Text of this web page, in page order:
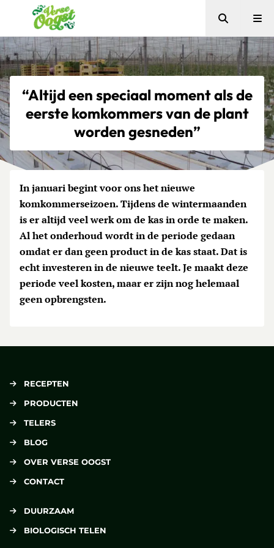
Verse Oogst
Zoeken
“Altijd een speciaal moment als de
eerste komkommers van de plant
worden gesneden”
In januari begint voor ons het nieuwe
komkommerseizoen. Tijdens de wintermaanden
is er altijd veel werk om de kas in orde te maken.
Al het onderhoud wordt in de periode gedaan
omdat er dan geen product in de kas staat. Dat is
echt investeren in de nieuwe teelt. Je maakt deze
periode veel kosten, maar er zijn nog helemaal
geen opbrengsten.
RECEPTEN
PRODUCTEN
TELERS
BLOG
OVER VERSE OOGST
CONTACT
DUURZAAM
BIOLOGISCH TELEN